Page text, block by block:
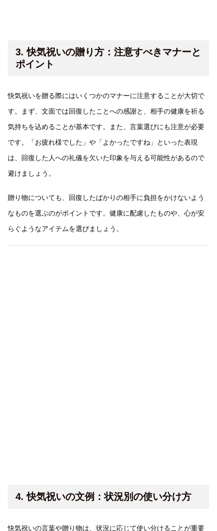
3. 快気祝いの贈り方：注意すべきマナーと
ポイント
快気祝いを贈る際にはいくつかのマナーに注意することが大切で
す。まず、文面では回復したことへの感謝と、相手の健康を祈る
気持ちを込めることが基本です。また、言葉選びにも注意が必要
です。「お疲れ様でした」や「よかったですね」といった表現
は、回復した人への礼儀を欠いた印象を与える可能性があるので
避けましょう。
贈り物についても、回復したばかりの相手に負担をかけないよう
なものを選ぶのがポイントです。健康に配慮したものや、心が安
らぐようなアイテムを選びましょう。
4. 快気祝いの文例：状況別の使い分け方
快気祝いの言葉や贈り物は、状況に応じて使い分けることが重要